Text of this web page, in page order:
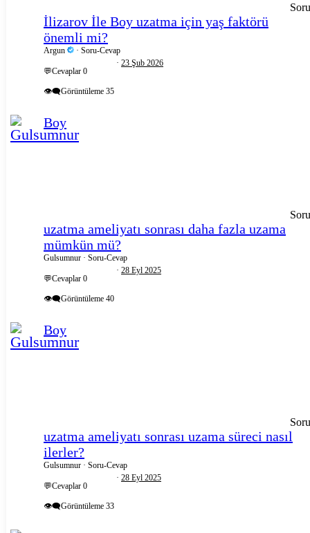
Soru
İlizarov İle Boy uzatma için yaş faktörü
önemli mi?
Argun Soru-Cevap
💬Cevaplar 0
👁️‍🗨️Görüntüleme 35
23 Şub 2026
Soru
Boy
uzatma ameliyatı sonrası daha fazla uzama
mümkün mü?
Gulsumnur Soru-Cevap
💬Cevaplar 0
👁️‍🗨️Görüntüleme 40
28 Eyl 2025
Soru
Boy
uzatma ameliyatı sonrası uzama süreci nasıl
ilerler?
Gulsumnur Soru-Cevap
💬Cevaplar 0
👁️‍🗨️Görüntüleme 33
28 Eyl 2025